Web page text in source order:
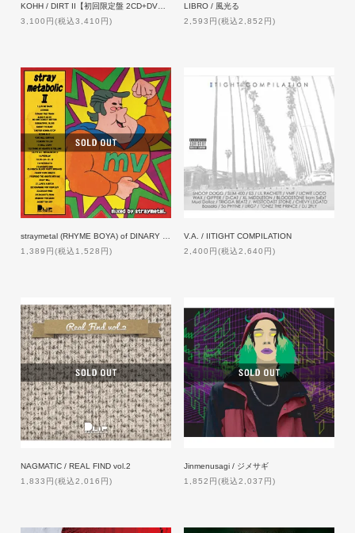
3,100円(税込3,410円)
LIBRO / 風光る
2,593円(税込2,852円)
1,389円(税込1,528円)
V.A. / IITIGHT COMPILATION
2,400円(税込2,640円)
NAGMATIC / REAL FIND vol.2
1,833円(税込2,016円)
Jinmenusagi / ジメサギ
1,852円(税込2,037円)